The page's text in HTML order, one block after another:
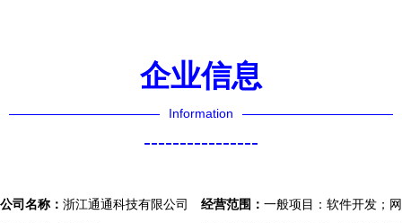
企业信息
Information
----------------
公司名称： 浙江通通科技有限公司
经营范围： 一般项目：软件开发；网